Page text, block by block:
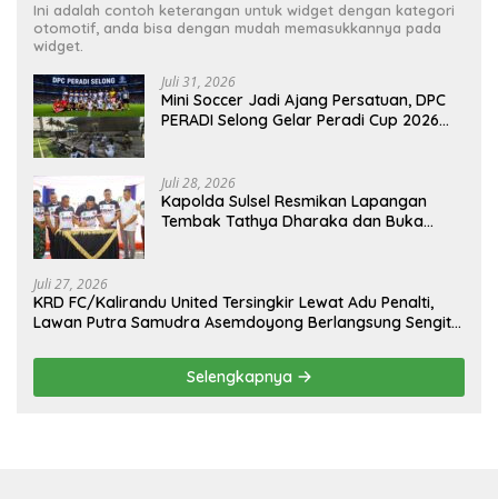
Ini adalah contoh keterangan untuk widget dengan kategori
otomotif, anda bisa dengan mudah memasukkannya pada
widget.
Juli 31, 2026
Mini Soccer Jadi Ajang Persatuan, DPC
PERADI Selong Gelar Peradi Cup 2026
Juli 28, 2026
Kapolda Sulsel Resmikan Lapangan
Tembak Tathya Dharaka dan Buka
Juli 27, 2026
KRD FC/Kalirandu United Tersingkir Lewat Adu Penalti,
Lawan Putra Samudra Asemdoyong Berlangsung Sengit
Selengkapnya